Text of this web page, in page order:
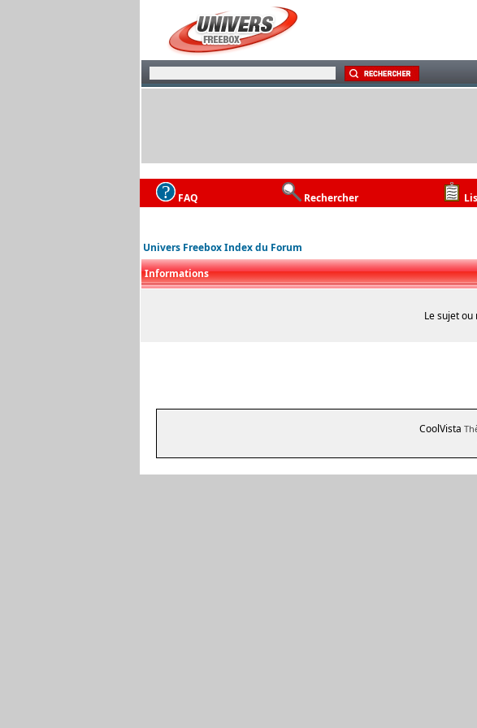
FAQ Rechercher
Univers Freebox Index du Forum
Informations
Le sujet
CoolVista